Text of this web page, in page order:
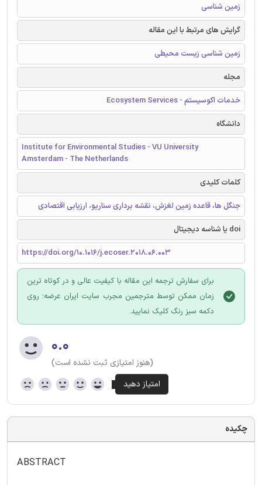
زمین شناسی
گرایش های مرتبط با این مقاله
زمین شناسی زیست محیطی
مجله
خدمات اکوسیستم - Ecosystem Services
دانشگاه
Institute for Environmental Studies - VU University
Amsterdam - The Netherlands
کلمات کلیدی
جنگل ها، قاعده زمین لغزش، نقشه برداری سناریو، ارزیابی اقتصادی
doi یا شناسه دیجیتال
https://doi.org/10.1016/j.ecoser.2018.06.003
برای سفارش ترجمه این مقاله با کیفیت عالی و در کوتاه ترین
زمان ممکن توسط مترجمین مجرب سایت ایران عرضه؛ روی
دکمه سبز رنگ کلیک نمایید.
۰.۰
(هنوز امتیازی ثبت نشده است)
چکیده
ABSTRACT